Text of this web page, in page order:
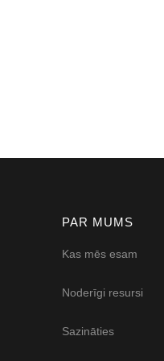
PAR MUMS
Kas mēs esam
Noderīgi resursi
Sazināties